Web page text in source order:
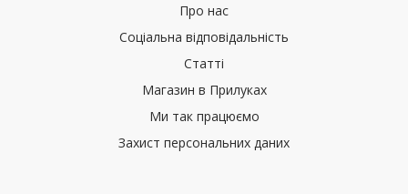
Про нас
Соціальна відповідальність
Статті
Магазин в Прилуках
Ми так працюємо
Захист персональних даних